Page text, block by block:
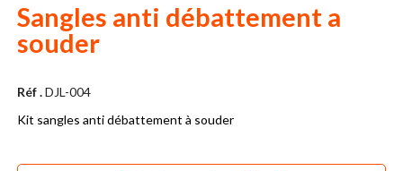
Sangles anti débattement a
souder
Réf .DJL-004
Kit sangles anti débattement à souder